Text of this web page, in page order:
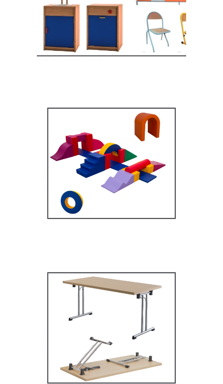
MOBILIER SCOLAIRE
Équipement pédagogique
MOBILIER SCOLAIRE
Tables Multifonctions
MOBILIER SCOLAIRE